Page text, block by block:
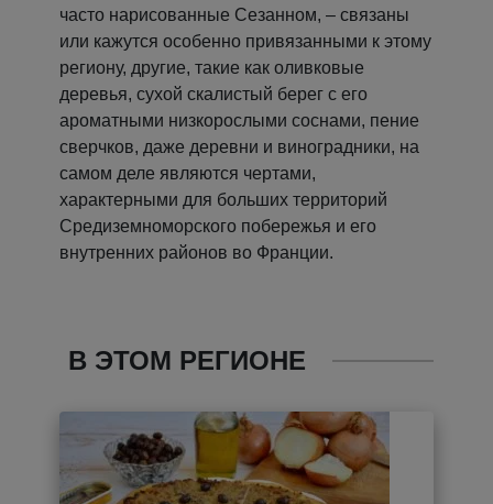
часто нарисованные Сезанном, – связаны
или кажутся особенно привязанными к этому
региону, другие, такие как оливковые
деревья, сухой скалистый берег с его
ароматными низкорослыми соснами, пение
сверчков, даже деревни и виноградники, на
самом деле являются чертами,
характерными для больших территорий
Средиземноморского побережья и его
внутренних районов во Франции.
В ЭТОМ РЕГИОНЕ